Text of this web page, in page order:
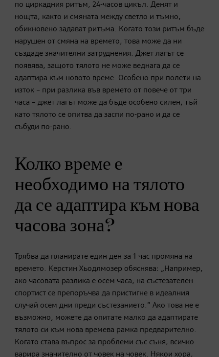
по циркадния ритъм, 24-часов цикъл. Денят и
нощта, както и смяната между светло и тъмно,
обикновено задават ритъма. Когато този ритъм бъде
нарушен от смяна на времето, това може да ни
създаде значителни затруднения. Джет лагът се
появява, защото тялото не може веднага да се
адаптира към новото време. Особено при полети на
изток – при разлика във времето от повече от три
часа – джет лагът може да бъде особено силен, тъй
като тялото се опитва да заспи по-рано и да се
събуди по-рано.
Колко време е
необходимо на тялото
да се адаптира към нова
часова зона?
Трябва да планирате един ден за 1 час промяна на
времето. Керстин Хьодлмозер обяснява: „Например,
ако часовата разлика е осем часа, на състезателен
спортист се препоръчва да пристигне в идеалния
случай осем дни преди състезанието.“ Ако това не е
възможно, можете да опитате малко да адаптирате
тялото си към нова времева рамка предварително.
Когато става въпрос за проблеми със съня, всичко
варира значително от човек на човек. Някои хора,